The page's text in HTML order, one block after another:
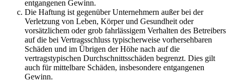
entgangenen Gewinn.
Die Haftung ist gegenüber Unternehmern außer bei der
Verletzung von Leben, Körper und Gesundheit oder
vorsätzlichem oder grob fahrlässigem Verhalten des Betreibers
auf die bei Vertragsschluss typischerweise vorhersehbaren
Schäden und im Übrigen der Höhe nach auf die
vertragstypischen Durchschnittsschäden begrenzt. Dies gilt
auch für mittelbare Schäden, insbesondere entgangenen
Gewinn.